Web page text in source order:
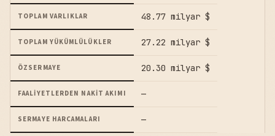
TOPLAM VARLIKLAR 48.77 milyar $
TOPLAM YÜKÜMLÜLÜKLER 27.22 milyar $
ÖZSERMAYE 20.30 milyar $
FAALIYETLERDEN NAKIT AKIMI —
SERMAYE HARCAMALARI —